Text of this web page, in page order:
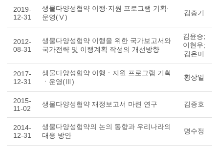
2019-
12-31
생물다양성협약 이행·지원 프로그램 기획·
운영(Ⅴ)
김충기
2012-
08-31
생물다양성협약 이행을 위한 국가보고서와
국가전략 및 이행계획 작성의 개선방향
김윤승;
이현우;
김은미
2017-
12-31
생물다양성협약 이행ㆍ지원 프로그램 기획
ㆍ운영(Ⅲ)
황상일
2015-
11-02
생물다양성협약 재정보고서 마련 연구 김종호
2014-
12-31
생물다양성협약의 논의 동향과 우리나라의
대응 방안
명수정